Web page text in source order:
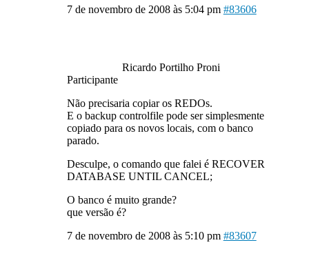
7 de novembro de 2008 às 5:04 pm #83606
Ricardo Portilho Proni
Participante
Não precisaria copiar os REDOs.
E o backup controlfile pode ser simplesmente
copiado para os novos locais, com o banco
parado.
Desculpe, o comando que falei é RECOVER
DATABASE UNTIL CANCEL;
O banco é muito grande?
que versão é?
7 de novembro de 2008 às 5:10 pm #83607